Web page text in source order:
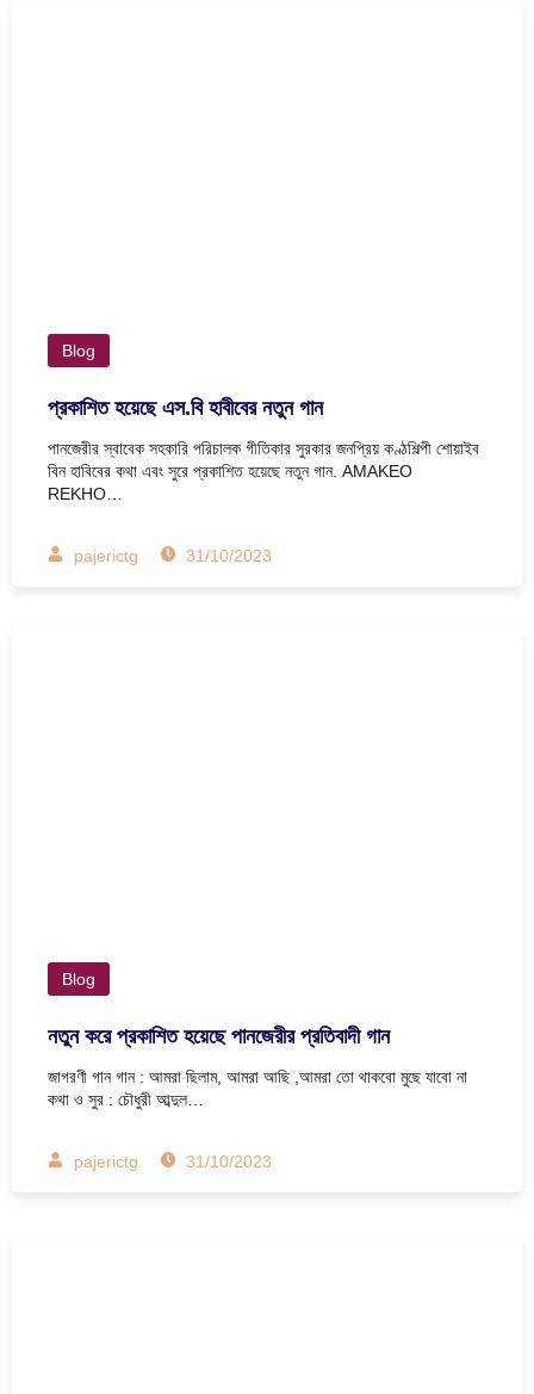
Blog
প্রকাশিত হয়েছে এস.বি হাবীবের নতুন গান
পানজেরীর স্বাবেক সহকারি পরিচালক গীতিকার সুরকার জনপ্রিয় কণ্ঠশিল্পী শোয়াইব
বিন হাবিবের কথা এবং সুরে প্রকাশিত হয়েছে নতুন গান. AMAKEO
REKHO…
pajerictg 31/10/2023
Blog
নতুন করে প্রকাশিত হয়েছে পানজেরীর প্রতিবাদী গান
জাগরণী গান গান : আমরা ছিলাম, আমরা আছি ,আমরা তো থাকবো মুছে যাবো না
কথা ও সুর : চৌধুরী আব্দুল…
pajerictg 31/10/2023